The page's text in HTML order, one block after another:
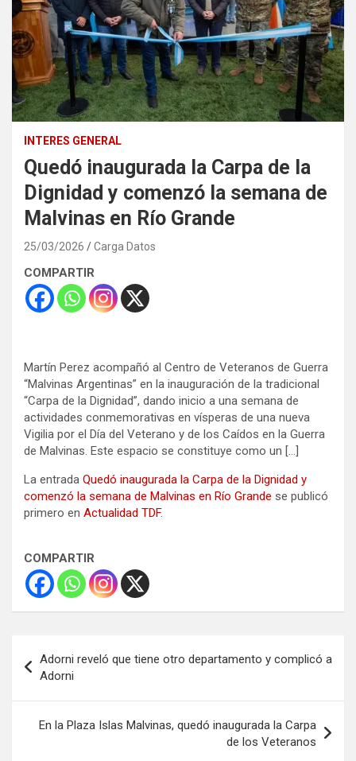
INTERES GENERAL
Quedó inaugurada la Carpa de la
Dignidad y comenzó la semana de
Malvinas en Río Grande
25/03/2026 Carga Datos
COMPARTIR
Martín Perez acompañó al Centro de Veteranos de Guerra
“Malvinas Argentinas” en la inauguración de la tradicional
“Carpa de la Dignidad”, dando inicio a una semana de
actividades conmemorativas en vísperas de una nueva
Vigilia por el Día del Veterano y de los Caídos en la Guerra
de Malvinas. Este espacio se constituye como un […]
La entrada Quedó inaugurada la Carpa de la Dignidad y
comenzó la semana de Malvinas en Río Grande se publicó
primero en Actualidad TDF.
COMPARTIR
de
entradas
Adorni reveló que tiene otro departamento y complicó a
Adorni
En la Plaza Islas Malvinas, quedó inaugurada la Carpa
de los Veteranos